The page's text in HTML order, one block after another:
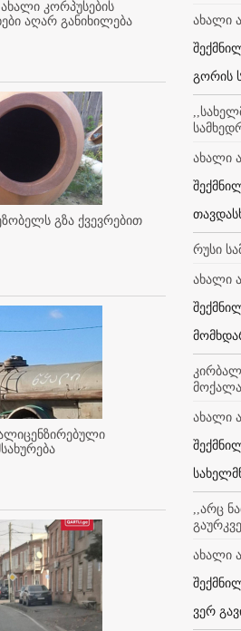
კორპუსების
აღარ განიხილება
გზა ქვევრებით
ახალი
გორის
ახალი
რუსი
ახალი
ახალი
,,არც
ახალი
ვერ